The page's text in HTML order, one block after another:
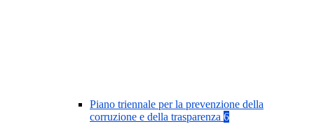
Piano triennale per la prevenzione della
corruzione e della trasparenza 6